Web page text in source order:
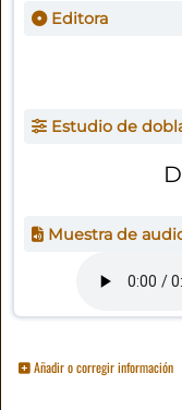
Editora
Estudio de
Muestra de
Añadir o corregir información